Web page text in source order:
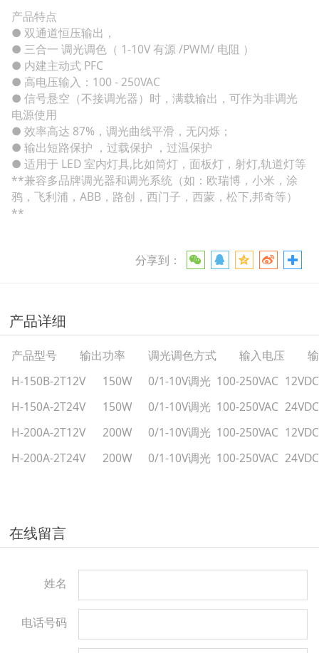
产品特点
● 双通道恒压输出，
● 三合一 调光调色（ 1-10V 有源 /PWM/ 电阻 ）
● 内建主动式 PFC
● 高电压输入：100 - 250VAC
● 信号悬空（不接调光器）时，满载输出，可作为非调光
电源使用
● 效率高达 87%，调光曲线平滑，无闪烁；
● 输出短路保护 ，过载保护 ，过温保护
● 适用于 LED 室内灯具,比如筒灯，面板灯，射灯,轨道灯等
**兼容多品牌调光器和调光系统（如：欧瑞博，小米，涂
鸦，飞利浦，ABB，路创，西门子，西蒙，松下,邦奇等）
**
分享到：
产品详细
产品型号 输出功率 调光调色方式 输入电压
H-150B-2T12V
150W 0/1-10V调光 100-250VAC 12VDC
H-150A-2T24V
150W 0/1-10V调光 100-250VAC 24VDC
H-200A-2T12V
200W 0/1-10V调光 100-250VAC 12VDC
H-200A-2T24V
200W 0/1-10V调光 100-250VAC 24VDC
在线留言
姓名
电话号码